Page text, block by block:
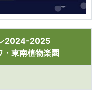
2024-2025
・東南植物楽園